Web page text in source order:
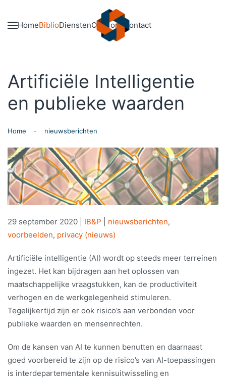
Skip to main content
HomeBiblioDienstenOver onsContact
Artificiële Intelligentie
en publieke waarden
Home nieuwsberichten
29 september 2020 IB&P nieuwsberichten,
voorbeelden, privacy (nieuws)
Artificiële intelligentie (AI) wordt op steeds meer terreinen
ingezet. Het kan bijdragen aan het oplossen van
maatschappelijke vraagstukken, kan de productiviteit
verhogen en de werkgelegenheid stimuleren.
Tegelijkertijd zijn er ook risico’s aan verbonden voor
publieke waarden en mensenrechten.
Om de kansen van AI te kunnen benutten en daarnaast
goed voorbereid te zijn op de risico’s van AI-toepassingen
is interdepartementale kennisuitwisseling en